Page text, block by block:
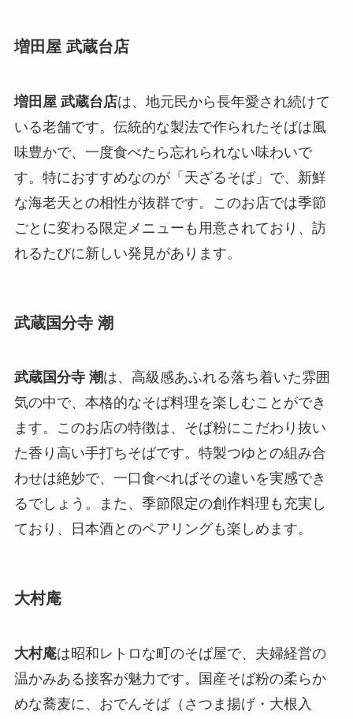
増田屋 武蔵台店
増田屋 武蔵台店は、地元民から長年愛され続けて
いる老舗です。伝統的な製法で作られたそばは風
味豊かで、一度食べたら忘れられない味わいで
す。特におすすめなのが「天ざるそば」で、新鮮
な海老天との相性が抜群です。このお店では季節
ごとに変わる限定メニューも用意されており、訪
れるたびに新しい発見があります。
武蔵国分寺 潮
武蔵国分寺 潮は、高級感あふれる落ち着いた雰囲
気の中で、本格的なそば料理を楽しむことができ
ます。このお店の特徴は、そば粉にこだわり抜い
た香り高い手打ちそばです。特製つゆとの組み合
わせは絶妙で、一口食べればその違いを実感でき
るでしょう。また、季節限定の創作料理も充実し
ており、日本酒とのペアリングも楽しめます。
大村庵
大村庵は昭和レトロな町のそば屋で、夫婦経営の
温かみある接客が魅力です。国産そば粉の柔らか
めな蕎麦に、おでんそば（さつま揚げ・大根入